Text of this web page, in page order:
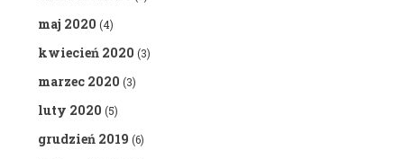
maj 2020 (4)
kwiecień 2020 (3)
marzec 2020 (3)
luty 2020 (5)
grudzień 2019 (6)